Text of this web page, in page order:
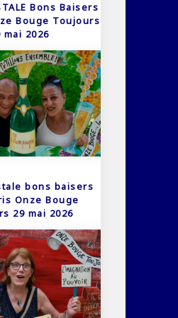
Bons Baisers
Bouge Toujours
mai 2026
bons baisers
Onze Bouge
29 mai 2026